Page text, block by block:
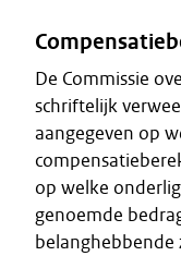
De Commissie
schriftelijk
aangegeven op
op welke
genoemde
belanghebbende